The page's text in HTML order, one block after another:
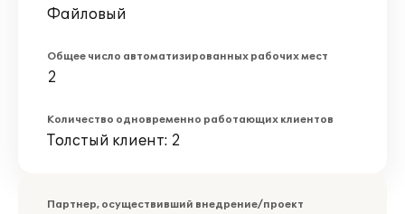
Файловый
Общее число автоматизированных рабочих мест
2
Количество одновременно работающих клиентов
Толстый клиент: 2
Партнер, осуществивший внедрение/проект